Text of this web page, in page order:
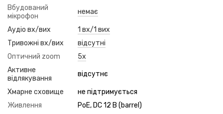
Вбудований
мікрофон
немає
Аудіо вх/вих
1 вх/1 вих
Тривожні вх/вих
відсутні
Оптичний zoom
5x
Активне
відлякування
відсутнє
Хмарне сховище
не підтримується
Живлення
PoE, DC 12 В (barrel)